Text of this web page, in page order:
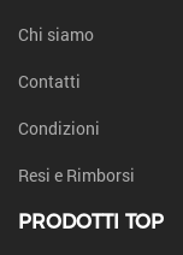
Chi siamo
Contatti
Condizioni
Resi e Rimborsi
PRODOTTI TOP